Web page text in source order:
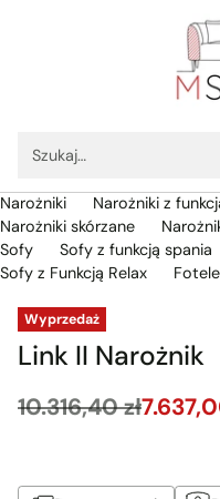
Szukaj…
Narożniki
Narożniki z
Narożniki skórzane
Sofy
Sofy z funkcją spania
Sofy z Funkcją Relax
Fotele
Wyprzedaż
Link II Narożnik
Cena
10.316,40 zł